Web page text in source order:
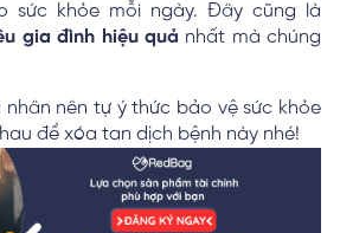
sức khỏe mỗi ngày. Đây cũng là
gia đình hiệu quả nhất mà chúng
nhân nên tự ý thức bảo vệ sức khỏe
để xóa tan dịch bệnh này nhé!